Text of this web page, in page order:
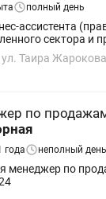
полный день
(правая рука
сектора и
Таира
по
года неполный день
менеджер по